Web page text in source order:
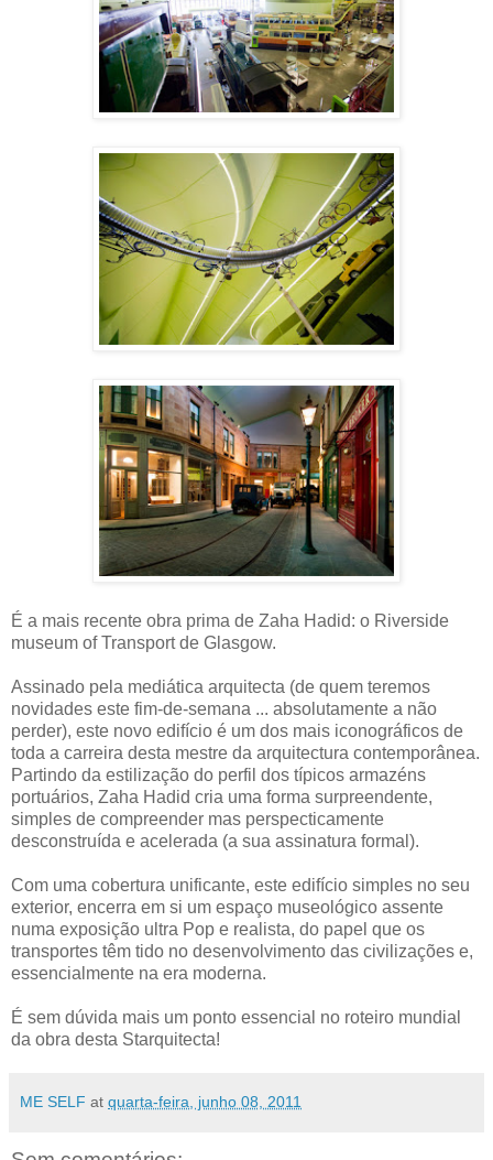
É a mais recente obra prima de Zaha Hadid: o Riverside
museum of Transport de Glasgow.
Assinado pela mediática arquitecta (de quem teremos
novidades este fim-de-semana ... absolutamente a não
perder), este novo edifício é um dos mais iconográficos de
toda a carreira desta mestre da arquitectura contemporânea.
Partindo da estilização do perfil dos típicos armazéns
portuários, Zaha Hadid cria uma forma surpreendente,
simples de compreender mas perspecticamente
desconstruída e acelerada (a sua assinatura formal).
Com uma cobertura unificante, este edifício simples no seu
exterior, encerra em si um espaço museológico assente
numa exposição ultra Pop e realista, do papel que os
transportes têm tido no desenvolvimento das civilizações e,
essencialmente na era moderna.
É sem dúvida mais um ponto essencial no roteiro mundial
da obra desta Starquitecta!
ME SELF at quarta-feira, junho 08, 2011